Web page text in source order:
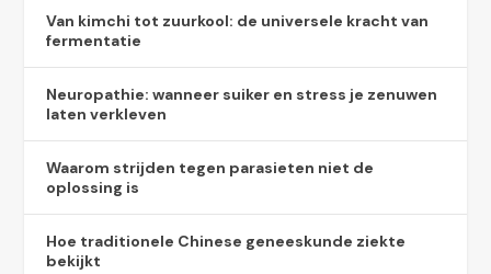
Van kimchi tot zuurkool: de universele kracht van
fermentatie
Neuropathie: wanneer suiker en stress je zenuwen
laten verkleven
Waarom strijden tegen parasieten niet de
oplossing is
Hoe traditionele Chinese geneeskunde ziekte
bekijkt